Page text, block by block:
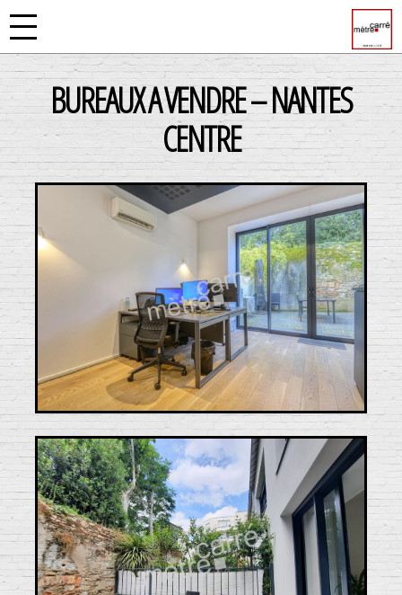
BUREAUX A VENDRE – NANTES
CENTRE